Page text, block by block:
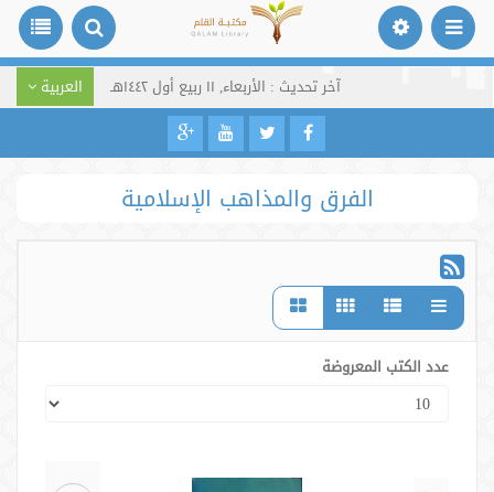
آخر تحديث : الأربعاء, ١١ ربيع أول ١٤٤٢هـ العربية
الفرق والمذاهب الإسلامية
عدد الكتب المعروضة